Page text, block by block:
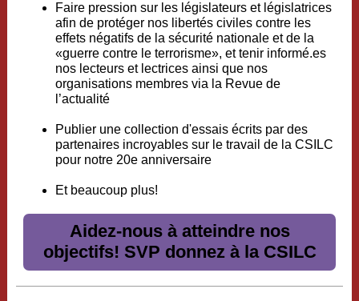
Faire pression sur les législateurs et législatrices
afin de protéger nos libertés civiles contre les
effets négatifs de la sécurité nationale et de la
«guerre contre le terrorisme», et tenir informé.es
nos lecteurs et lectrices ainsi que nos
organisations membres via la Revue de
l’actualité
Publier une collection d'essais écrits par des
partenaires incroyables sur le travail de la CSILC
pour notre 20e anniversaire
Et beaucoup plus!
Aidez-nous à atteindre nos
objectifs! SVP donnez à la CSILC